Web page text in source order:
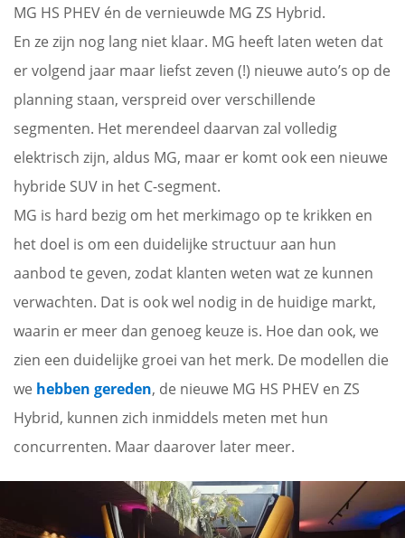
MG HS PHEV én de vernieuwde MG ZS Hybrid.
En ze zijn nog lang niet klaar. MG heeft laten weten dat
er volgend jaar maar liefst zeven (!) nieuwe auto’s op de
planning staan, verspreid over verschillende
segmenten. Het merendeel daarvan zal volledig
elektrisch zijn, aldus MG, maar er komt ook een nieuwe
hybride SUV in het C-segment.
MG is hard bezig om het merkimago op te krikken en
het doel is om een duidelijke structuur aan hun
aanbod te geven, zodat klanten weten wat ze kunnen
verwachten. Dat is ook wel nodig in de huidige markt,
waarin er meer dan genoeg keuze is. Hoe dan ook, we
zien een duidelijke groei van het merk. De modellen die
we hebben gereden, de nieuwe MG HS PHEV en ZS
Hybrid, kunnen zich inmiddels meten met hun
concurrenten. Maar daarover later meer.